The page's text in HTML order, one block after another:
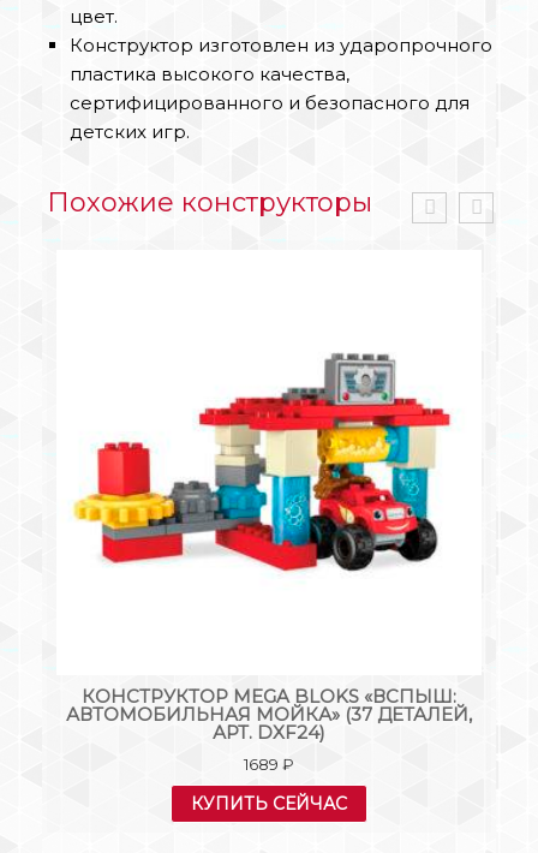
цвет.
Конструктор изготовлен из ударопрочного
пластика высокого качества,
сертифицированного и безопасного для
детских игр.
Похожие конструкторы
КОНСТРУКТОР AUSINI ЛОГОВО ДРАКОНОВ
599₽
КУПИТЬ СЕЙЧАС